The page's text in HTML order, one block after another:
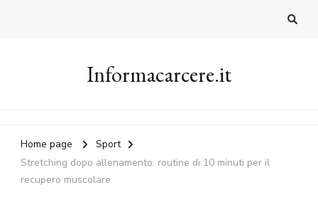
Informacarcere.it
Home page
Sport
Stretching dopo allenamento: routine di 10 minuti per il
recupero muscolare